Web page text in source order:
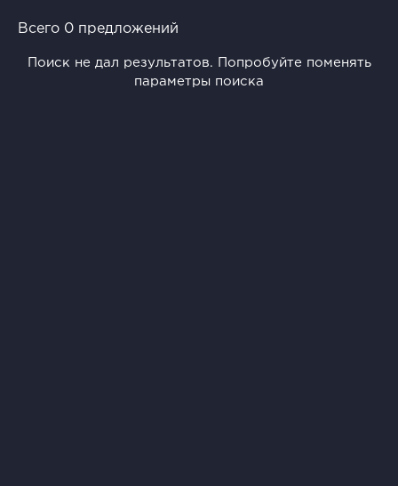
Всего 0 предложений
Поиск не дал результатов. Попробуйте поменять
параметры поиска